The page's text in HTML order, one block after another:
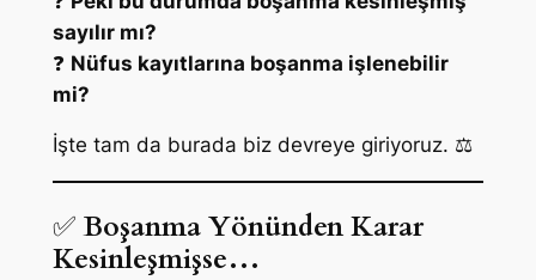
sayılır mı?
❓ Nüfus kayıtlarına boşanma işlenebilir
mi?
İşte tam da burada biz devreye giriyoruz. ⚖️
✅Boşanma Yönünden Karar
Kesinleşmişse…